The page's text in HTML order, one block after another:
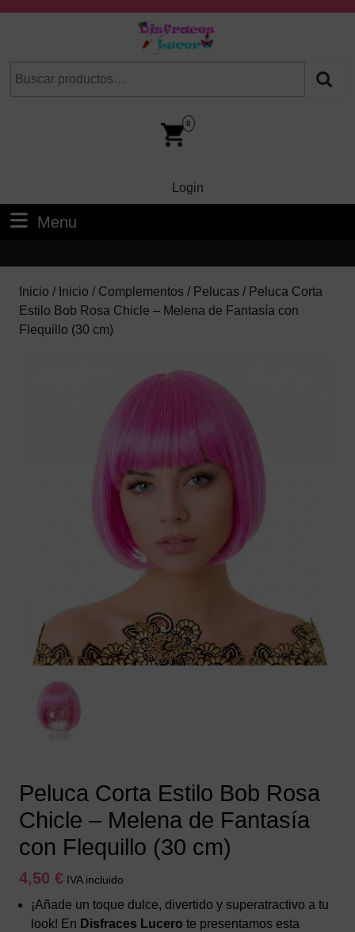
Cuando hay resultados autocompletados, puedes utilizar
0
LoginLogin
Menu
Inicio / Inicio / Complementos / Pelucas / Peluca Corta
Estilo Bob Rosa Chicle – Melena de Fantasía con
Flequillo (30 cm)
Peluca Corta Estilo Bob Rosa
Chicle – Melena de Fantasía
con Flequillo (30 cm)
4,50 € IVA incluido
¡Añade un toque dulce, divertido y superatractivo a tu
look! En Disfraces Lucero te presentamos esta